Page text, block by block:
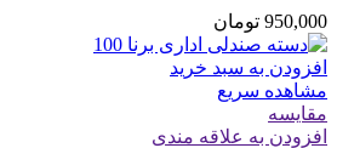
950,000 تومان
افزودن به سبد خرید
مشاهده سریع
مقایسه
افزودن به علاقه مندی